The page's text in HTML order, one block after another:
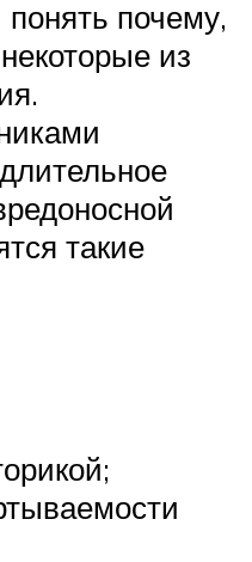
почему,
из
такие